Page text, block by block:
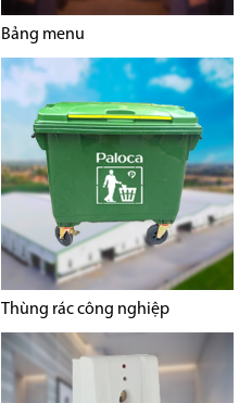
Bảng menu
Thùng rác công nghiệp